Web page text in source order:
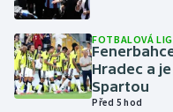
Jezdectví
Judo
Krasobruslení
FOTBALOVÁ
Hradec a
Spartou
Před 5 hod